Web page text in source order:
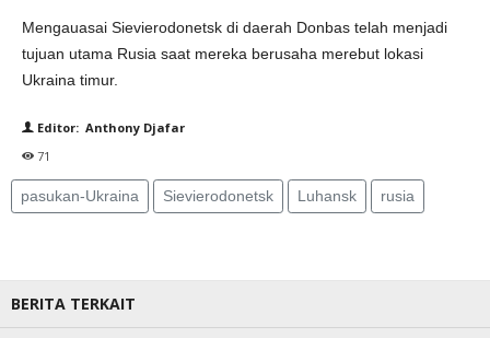
Mengauasai Sievierodonetsk di daerah Donbas telah menjadi
tujuan utama Rusia saat mereka berusaha merebut lokasi
Ukraina timur.
Editor: Anthony Djafar
71
pasukan-Ukraina Sievierodonetsk Luhansk rusia
BERITA TERKAIT